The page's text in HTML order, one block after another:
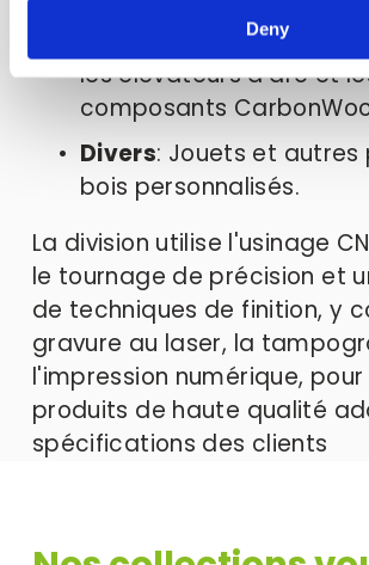
Deny
: Les
les élévateurs d'arc et
composants
Divers: Jouets et autres
bois personnalisés.
La division utilise l'usinage
le tournage de précision et
de techniques de finition, y
gravure au laser, la
l'impression numérique,
produits de haute qualité
spécifications des clients